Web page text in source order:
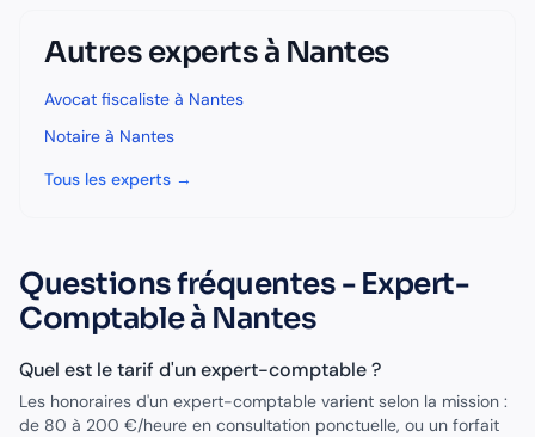
Autres experts à Nantes
Avocat fiscaliste à Nantes
Notaire à Nantes
Tous les experts →
Questions fréquentes -Expert-
Comptableà Nantes
Quel est le tarif d'un expert-comptable ?
Les honoraires d'un expert-comptable varient selon la mission :
de 80 à 200 €/heure en consultation ponctuelle, ou un forfait